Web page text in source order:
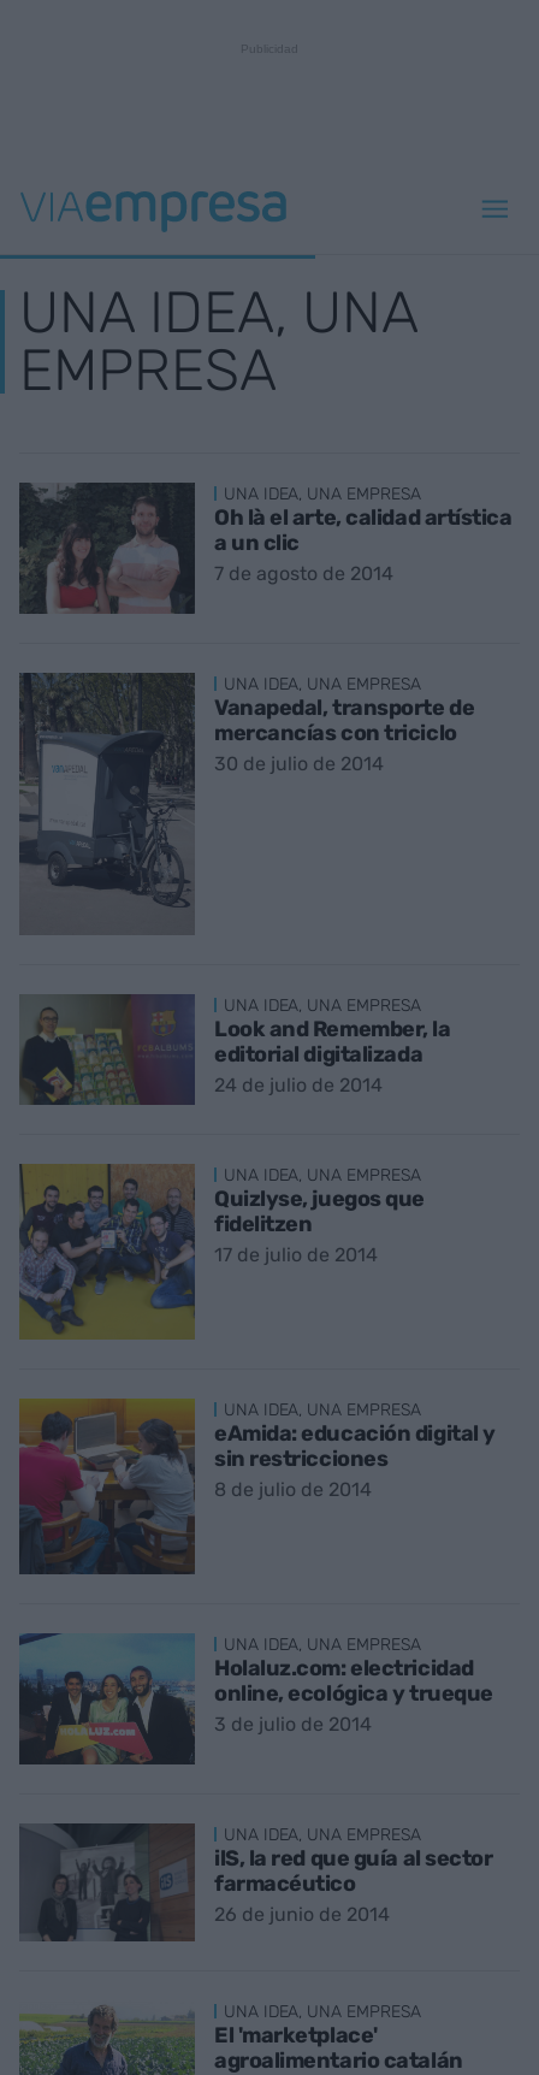
UNA IDEA, UNA
EMPRESA
UNA IDEA, UNA EMPRESA
Oh là el arte, calidad artística
a un clic
7 de agosto de 2014
UNA IDEA, UNA EMPRESA
Vanapedal, transporte de
mercancías con triciclo
30 de julio de 2014
UNA IDEA, UNA EMPRESA
Look and Remember, la
editorial digitalizada
24 de julio de 2014
UNA IDEA, UNA EMPRESA
Quizlyse, juegos que
fidelitzen
17 de julio de 2014
UNA IDEA, UNA EMPRESA
eAmida: educación digital y
sin restricciones
8 de julio de 2014
UNA IDEA, UNA EMPRESA
Holaluz.com: electricidad
online, ecológica y trueque
3 de julio de 2014
UNA IDEA, UNA EMPRESA
ilS, la red que guía al sector
farmacéutico
26 de junio de 2014
UNA IDEA, UNA EMPRESA
El 'marketplace'
agroalimentario catalán